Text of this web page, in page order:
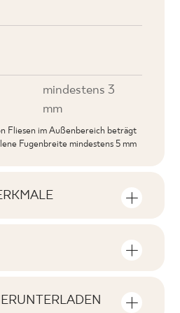
mindestens 3
mm
Fliesen im Außenbereich beträgt
Fugenbreite mindestens 5 mm